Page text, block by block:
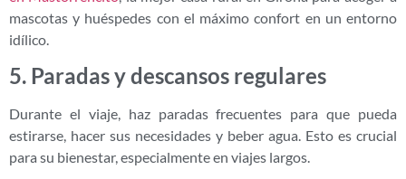
mascotas y huéspedes con el máximo confort en un entorno
idílico.
5. Paradas y descansos regulares
Durante el viaje, haz paradas frecuentes para que pueda
estirarse, hacer sus necesidades y beber agua. Esto es crucial
para su bienestar, especialmente en viajes largos.